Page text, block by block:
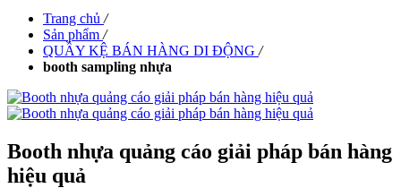
Trang chủ /
Sản phẩm /
QUẦY KỆ BÁN HÀNG DI ĐỘNG /
booth sampling nhựa
Booth nhựa quảng cáo giải pháp bán hàng
hiệu quả